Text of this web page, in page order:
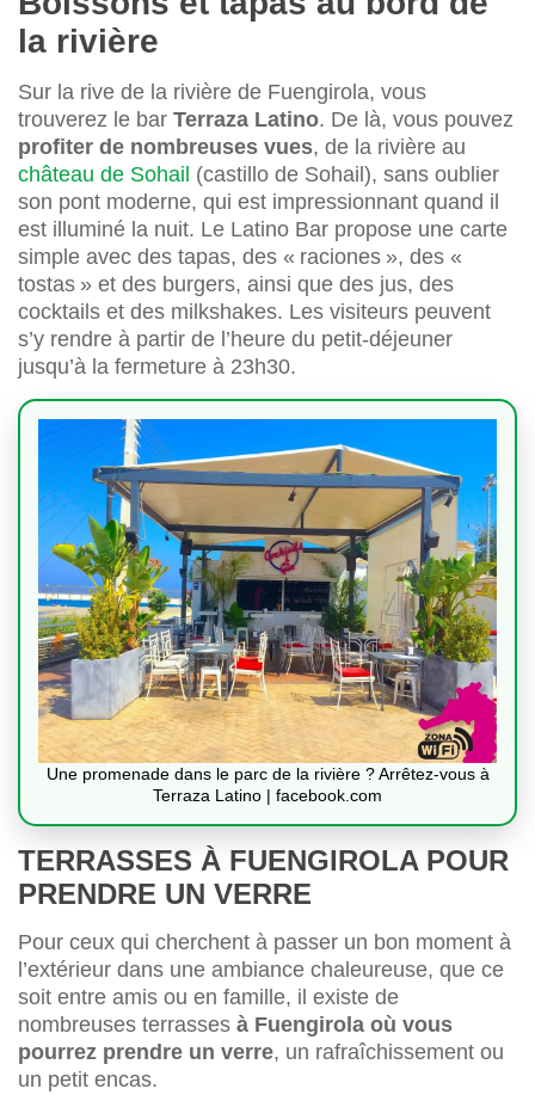
la rivière
Sur la rive de la rivière de Fuengirola, vous
trouverez le bar Terraza Latino. De là, vous pouvez
profiter de nombreuses vues, de la rivière au
château de Sohail (castillo de Sohail), sans oublier
son pont moderne, qui est impressionnant quand il
est illuminé la nuit. Le Latino Bar propose une carte
simple avec des tapas, des « raciones », des «
tostas » et des burgers, ainsi que des jus, des
cocktails et des milkshakes. Les visiteurs peuvent
s’y rendre à partir de l’heure du petit-déjeuner
jusqu’à la fermeture à 23h30.
Une promenade dans le parc de la rivière ? Arrêtez-vous à
Terraza Latino | facebook.com
TERRASSES À FUENGIROLA POUR
PRENDRE UN VERRE
Pour ceux qui cherchent à passer un bon moment à
l’extérieur dans une ambiance chaleureuse, que ce
soit entre amis ou en famille, il existe de
nombreuses terrasses à Fuengirola où vous
pourrez prendre un verre, un rafraîchissement ou
un petit encas.